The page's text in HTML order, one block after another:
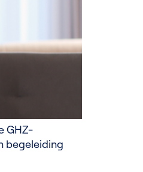
GHZ-
begeleiding